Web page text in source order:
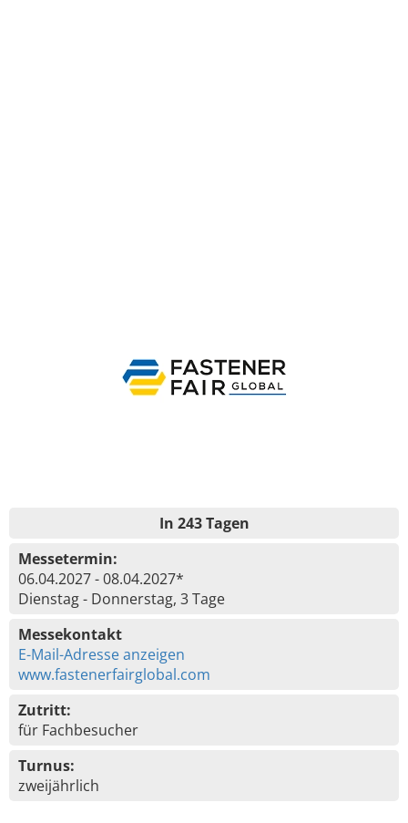
In 243 Tagen
Messetermin:
06.04.2027 - 08.04.2027*
Dienstag - Donnerstag, 3 Tage
Messekontakt
E-Mail-Adresse anzeigen
www.fastenerfairglobal.com
Zutritt:
für Fachbesucher
Turnus:
zweijährlich